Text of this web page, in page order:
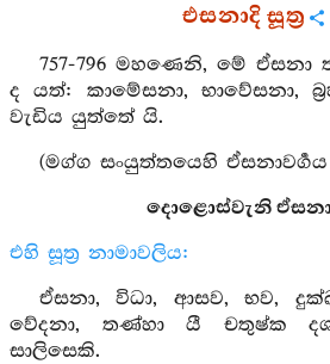
එසනාදි සූත්‍ර
757-796 මහණෙනි, මේ
ද යත්: කාමේසනා, භාවේසනා,
වැඩිය යුත්තේ යි.
(මග්ග සංයුත්තයෙහි
දොළොස්වැනි ඒසනා
එහි සූත්‍ර නාමාවලිය:
ඒසනා, විධා, ආසව, භව,
වේදනා, තණ්හා යී චතුෂ්ක
සාලිසෙකි.